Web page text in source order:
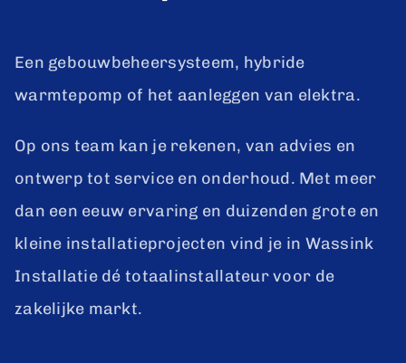
Een gebouwbeheersysteem, hybride
warmtepomp of het aanleggen van elektra.
Op ons team kan je rekenen, van advies en
ontwerp tot service en onderhoud. Met meer
dan een eeuw ervaring en duizenden grote en
kleine installatieprojecten vind je in Wassink
Installatie dé totaalinstallateur voor de
zakelijke markt.